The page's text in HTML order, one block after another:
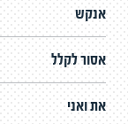
אנקש
אסור לקלל
את ואני